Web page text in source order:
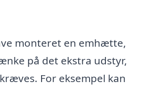
monteret en emhætte,
på det ekstra udstyr,
For eksempel kan